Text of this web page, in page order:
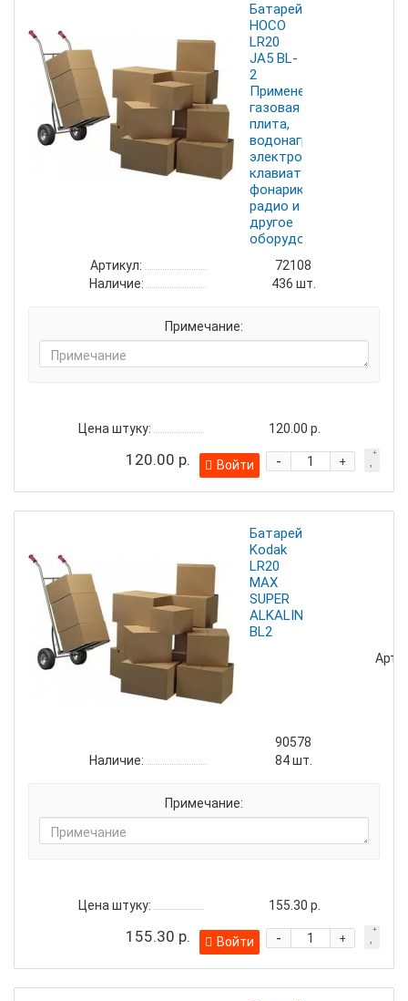
Батарейка
HOCO
LR20
JA5 BL-
2
Применение:
газовая
плита,
водонагреватель,
электронная
клавиатура,
фонарик,
радио и
другое
оборудование.
Артикул:
72108
Наличие:
436 шт.
Примечание:
Цена штуку: 120.00 р.
120.00 р. +
-
Войти
Батарейка
Kodak
LR20
MAX
SUPER
ALKALINE
BL2
90578
Наличие:
84шт.
Примечание:
Цена штуку: 155.30 р.
155.30 р. +
-
Войти